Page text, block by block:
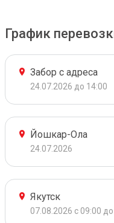
График
Забор с адреса
24.07.2026 до 14:00
Йошкар-Ола
24.07.2026
Якутск
07.08.2026 с 09:00